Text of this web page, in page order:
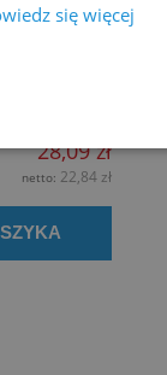
do
28,09 zł
netto: 22,84 zł
się więcej